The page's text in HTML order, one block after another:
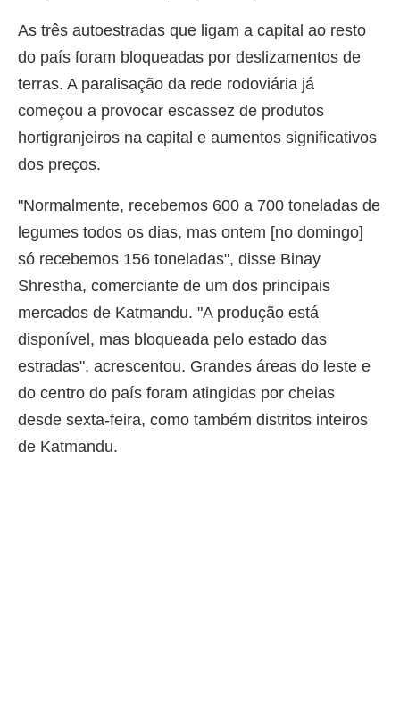
As três autoestradas que ligam a capital ao resto
do país foram bloqueadas por deslizamentos de
terras. A paralisação da rede rodoviária já
começou a provocar escassez de produtos
hortigranjeiros na capital e aumentos significativos
dos preços.
"Normalmente, recebemos 600 a 700 toneladas de
legumes todos os dias, mas ontem [no domingo]
só recebemos 156 toneladas", disse Binay
Shrestha, comerciante de um dos principais
mercados de Katmandu. "A produção está
disponível, mas bloqueada pelo estado das
estradas", acrescentou. Grandes áreas do leste e
do centro do país foram atingidas por cheias
desde sexta-feira, como também distritos inteiros
de Katmandu.